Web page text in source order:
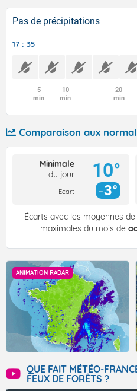
Pas de précipitations
17 : 35
5
min
10
min
20
min
Comparaison aux
Minimale
du jour
Ecart
10°
3°
Écarts avec les moyennes
maximales du mois de
ANIMATION RADAR
QUE FAIT MÉTÉO-
FEUX DE FORÊTS ?